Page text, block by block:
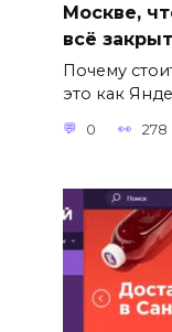
Москве,
всё
Почему
это как
0 278